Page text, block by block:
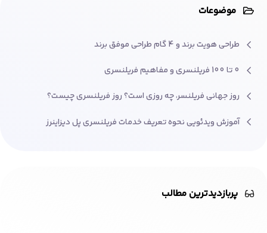
موضوعات
طراحی هویت برند و 4 گام طراحی موفق برند
0 تا 100 فریلنسری و مفاهیم فریلنسری
روز جهانی فریلنسر، چه روزی است؟ روز فریلنسری چیست؟
آموزش ویدئویی نحوه تعریف خدمات فریلنسری پل دیزاینرز
پربازدیدترین مطالب